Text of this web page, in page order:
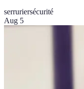
serruriersécurité
Aug 5